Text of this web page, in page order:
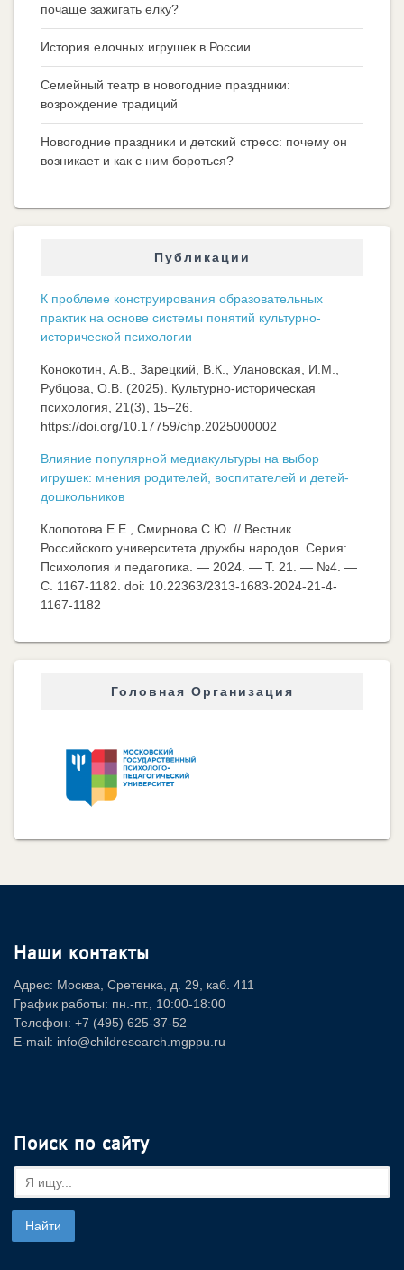
почаще зажигать елку?
История елочных игрушек в России
Семейный театр в новогодние праздники:
возрождение традиций
Новогодние праздники и детский стресс: почему он
возникает и как с ним бороться?
Публикации
К проблеме конструирования образовательных
практик на основе системы понятий культурно-
исторической психологии
Конокотин, А.В., Зарецкий, В.К., Улановская, И.М.,
Рубцова, О.В. (2025). Культурно-историческая
психология, 21(3), 15–26.
https://doi.org/10.17759/chp.2025000002
Влияние популярной медиакультуры на выбор
игрушек: мнения родителей, воспитателей и детей-
дошкольников
Клопотова Е.Е., Смирнова С.Ю. // Вестник
Российского университета дружбы народов. Серия:
Психология и педагогика. — 2024. — Т. 21. — №4. —
C. 1167-1182. doi: 10.22363/2313-1683-2024-21-4-
1167-1182
Головная Организация
Наши контакты
Адрес: Москва, Сретенка, д. 29, каб. 411
График работы: пн.-пт., 10:00-18:00
Телефон: +7 (495) 625-37-52
E-mail: info@childresearch.mgppu.ru
Поиск по сайту